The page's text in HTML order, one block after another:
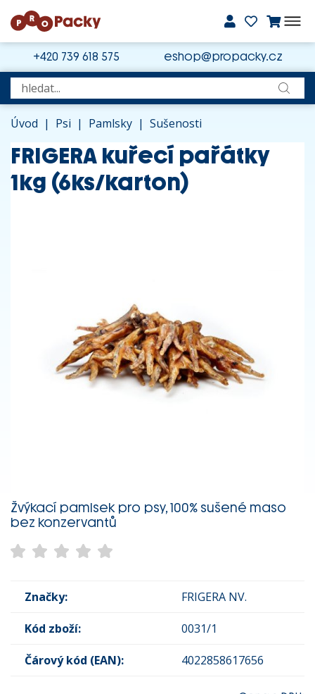
+420 739 618 575 eshop@propacky.cz
Úvod | Psi | Pamlsky | Sušenosti
FRIGERA kuřecí pařátky
1kg (6ks/karton)
Žvýkací pamlsek pro psy, 100% sušené maso
bez konzervantů
Značky: FRIGERA NV.
Kód zboží: 0031/1
Čárový kód (EAN): 4022858617656